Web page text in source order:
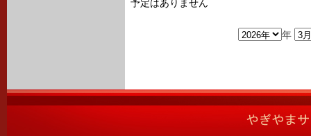
予定はありません
年